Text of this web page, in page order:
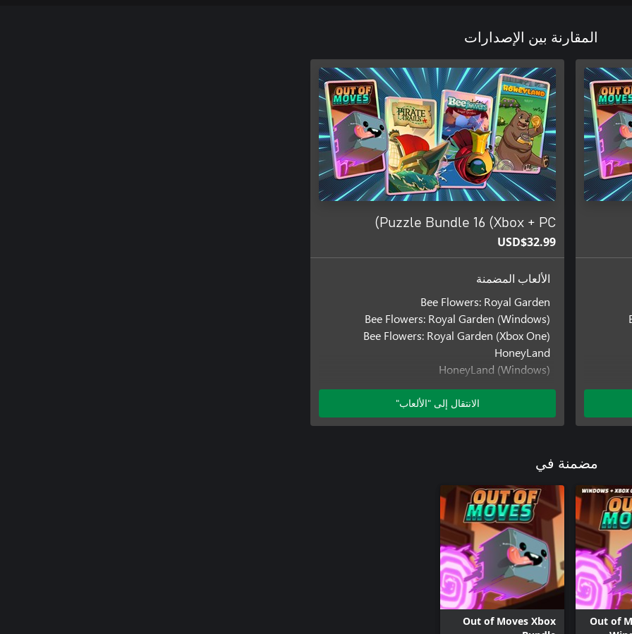
المقارنة بين الإصدارات
Puzzle Bundle 16 (Xbox + PC)
USD$32.99
الألعاب المضمنة
Bee Flowers: Royal Garden
Bee Flowers: Royal Garden (Windows)
Bee Flowers: Royal Garden (Xbox One)
HoneyLand
HoneyLand (Windows)
Out of Moves
Out of Moves (Windows)
Out of Moves (Xbox One)
Pirate Trails (Xbox One)
الانتقال إلى "الألعاب"
مضمنة في
Out of
Out of Moves Xbox